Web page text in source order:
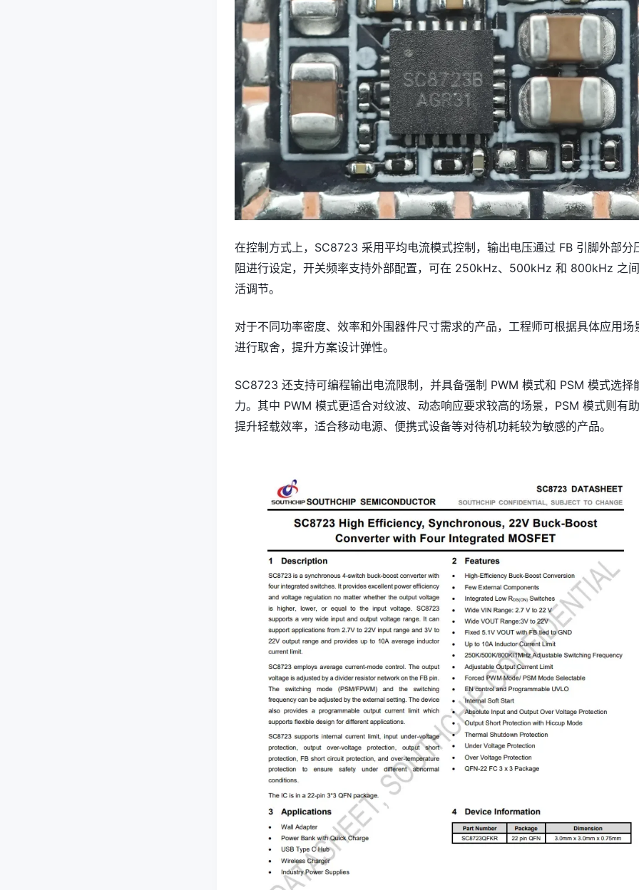
在控制方式上，SC8723 采用平均电流模式控制，输出电压通过 FB 引脚外部分
阻进行设定，开关频率支持外部配置，可在 250kHz、500kHz 和 800kHz 之
活调节。
对于不同功率密度、效率和外围器件尺寸需求的产品，工程师可根据具体应用场
进行取舍，提升方案设计弹性。
SC8723 还支持可编程输出电流限制，并具备强制 PWM 模式和 PSM 模式选择
力。其中 PWM 模式更适合对纹波、动态响应要求较高的场景，PSM 模式则有
提升轻载效率，适合移动电源、便携式设备等对待机功耗较为敏感的产品。